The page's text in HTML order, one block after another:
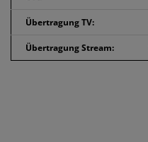
Übertragung TV:
Übertragung Stream: